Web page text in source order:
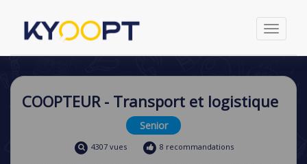
Toggle
COOPTEUR - Transport et logistique
Senior
4307 vues 8 recommandations